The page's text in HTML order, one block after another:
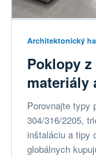
Architektonický
Poklopy
materiály
Porovnajte typy
304/316/2205,
inštaláciu a tipy
globálnych